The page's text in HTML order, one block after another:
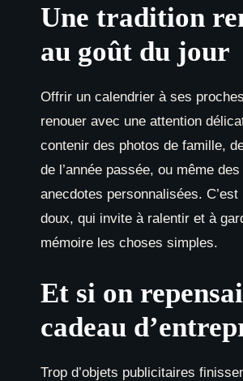
Une tradition
au goût du jour
Offrir un calendrier à ses
renouer avec une attention
contenir des photos de famille,
de l’année passée, ou même
anecdotes personnalisées.
doux, qui invite à ralentir et à
mémoire les choses simples.
Et si on
cadeau
Trop d’objets publicitaires